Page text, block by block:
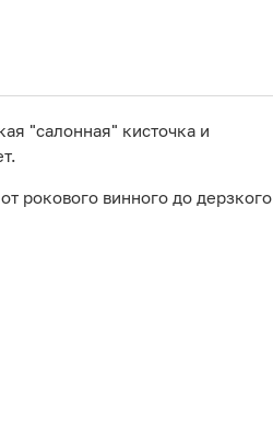
"салонная" кисточка и
рокового винного до дерзкого